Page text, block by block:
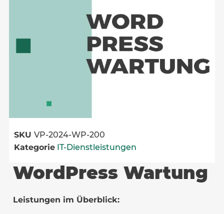
SKU VP-2024-WP-200
Kategorie IT-Dienstleistungen
WordPress Wartung
Leistungen im Überblick: